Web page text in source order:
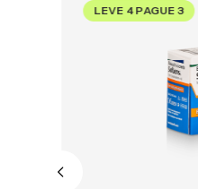
LEVE 4 PAGUE 3